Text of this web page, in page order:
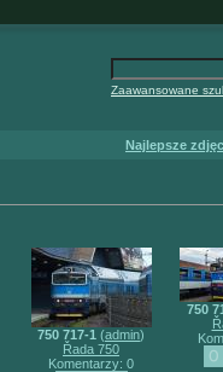
Zaawansowane
Najlepsze
750 717-1 (admin)
Řada 750
Komentarzy: 0
750